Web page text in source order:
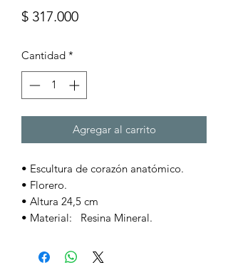
$ 317.000Precio
Cantidad *
Agregar al carrito
• Escultura de corazón anatómico.
• Florero.
• Altura 24,5 cm
• Material: Resina Mineral.